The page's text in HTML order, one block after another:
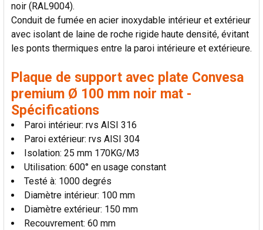
AJOUTER
LA
SÉLECTION
AU PANIER
noir (RAL9004).
Conduit de fumée en acier inoxydable intérieur et extérieur
avec isolant de laine de roche rigide haute densité, évitant
les ponts thermiques entre la paroi intérieure et extérieure.
Plaque de support avec plate Convesa
premium Ø 100 mm noir mat -
Spécifications
Paroi intérieur: rvs AISI 316
Paroi extérieur: rvs AISI 304
Isolation: 25 mm 170KG/M3
Utilisation: 600° en usage constant
Testé à: 1000 degrés
Diamètre intérieur: 100 mm
Diamètre extérieur: 150 mm
Recouvrement: 60 mm